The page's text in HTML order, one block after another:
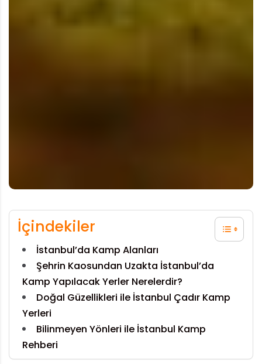
İçindekiler
İstanbul’da Kamp Alanları
Şehrin Kaosundan Uzakta İstanbul’da
Kamp Yapılacak Yerler Nerelerdir?
Doğal Güzellikleri ile İstanbul Çadır Kamp
Yerleri
Bilinmeyen Yönleri ile İstanbul Kamp
Rehberi